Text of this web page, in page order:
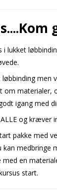
i lukket
men
om materialer,
igang med
og kræver
pakke med
medbringe
en
start.